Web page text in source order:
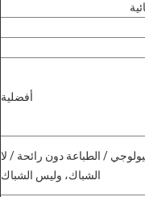
أفضلية
/ الطباعة دون رائحة / لا
الشباك، وليس الشباك